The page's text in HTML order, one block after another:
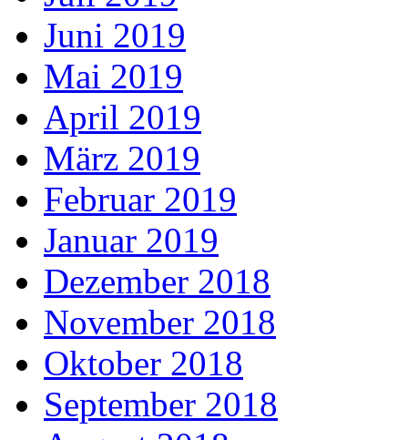
Juni 2019
Mai 2019
April 2019
März 2019
Februar 2019
Januar 2019
Dezember 2018
November 2018
Oktober 2018
September 2018